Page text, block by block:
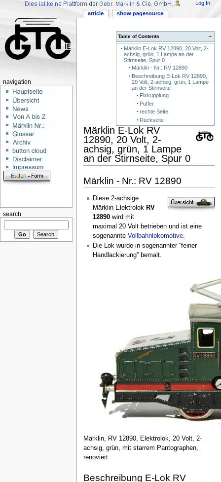
−
Table of Contents
Märklin E-Lok RV 12890, 20 Volt, 2-
achsig, grün, 1 Lampe an der
Stirnseite, Spur 0
Märklin - Nr.: RV 12890
Beschreibung E-Lok RV 12890,
20 Volt, 2-achsig, grün, 1 Lampe
an der Stirnseite
Fixkupplung
Puffer
rechte Seite
Rückseite
Märklin E-Lok RV
12890, 20 Volt, 2-
achsig, grün, 1 Lampe
an der Stirnseite, Spur 0
Märklin - Nr.: RV 12890
Diese 2-achsige
Märklin Elektrolok RV
12890wird mit
maximal 20 Volt betrieben und ist eine
sogenannte Vollbahnlokomotive.
Die Lok wurde in sogenannter “feiner
Handlackierung” bemalt.
Märklin, RV 12890, Elektrolok, 20 Volt, 2-
achsig, grün, mit starrem Pantographen,
renoviert
Beschreibung E-Lok RV
article show pagesource
Log In
navigation
search